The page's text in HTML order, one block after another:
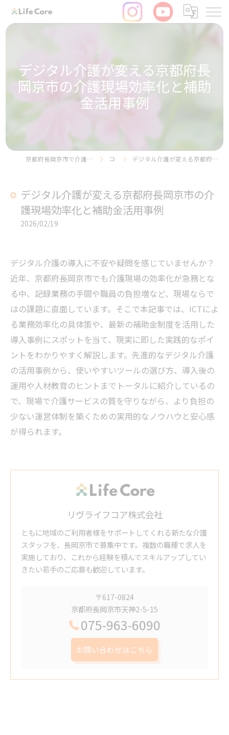
デジタル介護が変える京都府長
岡京市の介護現場効率化と補助
金活用事例
京都府長岡京市で介護の求人ならリヴライフコア株式会社 コラム デジタル介護が変える京都府長岡京市の介護現場効率化と補助金活用事例
デジタル介護が変える京都府長岡京市の介
護現場効率化と補助金活用事例
2026/02/19
デジタル介護の導入に不安や疑問を感じていませんか？
近年、京都府長岡京市でも介護現場の効率化が急務とな
る中、記録業務の手間や職員の負担増など、現場ならで
はの課題に直面しています。そこで本記事では、ICTによ
る業務効率化の具体策や、最新の補助金制度を活用した
導入事例にスポットを当て、現実に即した実践的なポイ
ントをわかりやすく解説します。先進的なデジタル介護
の活用事例から、使いやすいツールの選び方、導入後の
運用や人材教育のヒントまでトータルに紹介しているの
で、現場で介護サービスの質を守りながら、より負担の
少ない運営体制を築くための実用的なノウハウと安心感
が得られます。
リヴライフコア株式会社
ともに地域のご利用者様をサポートしてくれる新たな介護
スタッフを、長岡京市で募集中です。複数の職種で求人を
実施しており、これから経験を積んでスキルアップしてい
きたい若手のご応募も歓迎しています。
〒617-0824
京都府長岡京市天神2-5-15
075-963-6090
お問い合わせはこちら